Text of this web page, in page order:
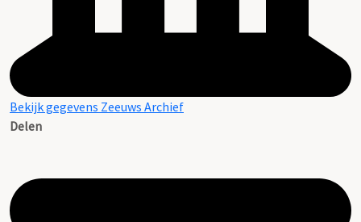
Bekijk gegevens Zeeuws Archief
Delen